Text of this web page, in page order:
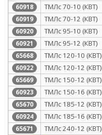
60918 ТМЛс 70-10 (КВТ)
60919 ТМЛс 70-12 (КВТ)
60920 ТМЛс 95-10 (КВТ)
60921 ТМЛс 95-12 (КВТ)
65668 ТМЛс 120-10 (КВТ)
60922 ТМЛс 120-12 (КВТ)
65669 ТМЛс 150-12 (КВТ)
60923 ТМЛс 150-16 (КВТ)
65670 ТМЛс 185-12 (КВТ)
60924 ТМЛс 185-16 (КВТ)
65671 ТМЛс 240-12 (КВТ)